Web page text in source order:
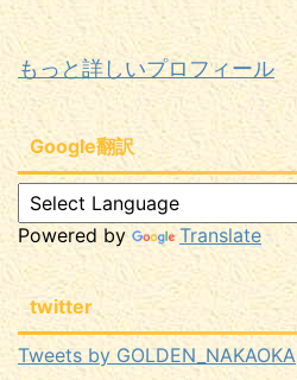
もっと詳しいプロフィール
Google翻訳
Powered by Translate
twitter
Tweets by GOLDEN_NAKAOKA